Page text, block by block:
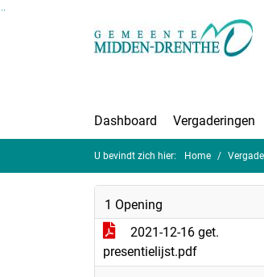
Dashboard Vergaderingen
U bevindt zich hier: Home
1 Opening
2021-12-16 get.
presentielijst.pdf